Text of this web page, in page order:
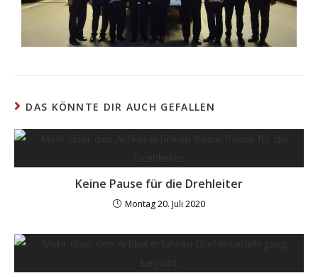
DAS KÖNNTE DIR AUCH GEFALLEN
Keine Pause für die Drehleiter
Montag 20. Juli 2020